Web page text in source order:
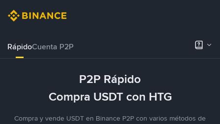
RápidoCuenta P2P
P2P Rápido
Compra USDT con HTG
Compra y vende USDT en Binance P2P con varios métodos de